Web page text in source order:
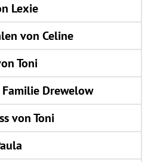
Lexie
von Celine
Toni
Drewelow
von Toni